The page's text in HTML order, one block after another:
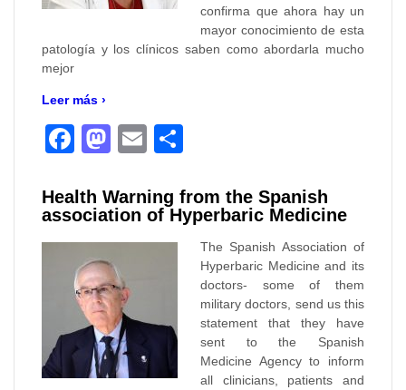
confirma que ahora hay un
mayor conocimiento de esta
patología y los clínicos saben como abordarla mucho
mejor
Leer más ›
Facebook
Mastodon
Email
Health Warning from the Spanish
association of Hyperbaric Medicine
The Spanish Association of
Hyperbaric Medicine and its
doctors- some of them
military doctors, send us this
statement that they have
sent to the Spanish
Medicine Agency to inform
all clinicians, patients and